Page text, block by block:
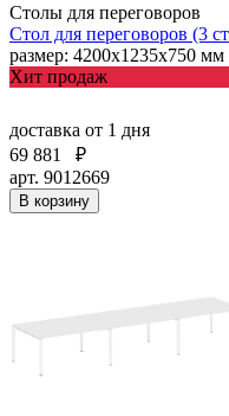
Столы для переговоров
Стол для переговоров (3
размер: 4200х1235х750 мм
Хит продаж
доставка от 1 дня
69 881
₽
арт. 9012669
В корзину